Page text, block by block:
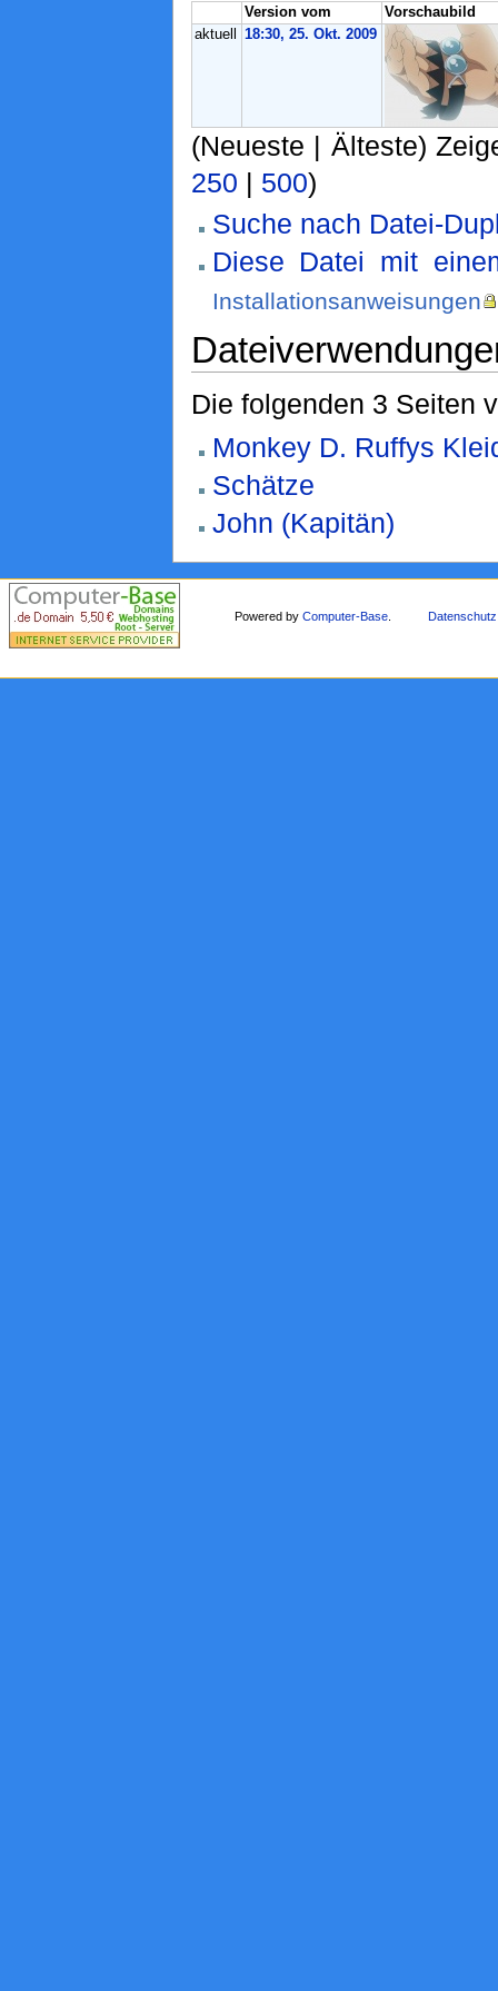
Version vom
Vorschaubild
aktuell
18:30, 25. Okt. 2009
(Neueste | Älteste)
250 | 500)
Suche nach Datei-
Diese Datei mit
Installationsanweisungen
Die folgenden 3 Seiten
Monkey D. Ruffys
Schätze
John (Kapitän)
Powered byComputer-Base Datenschutz